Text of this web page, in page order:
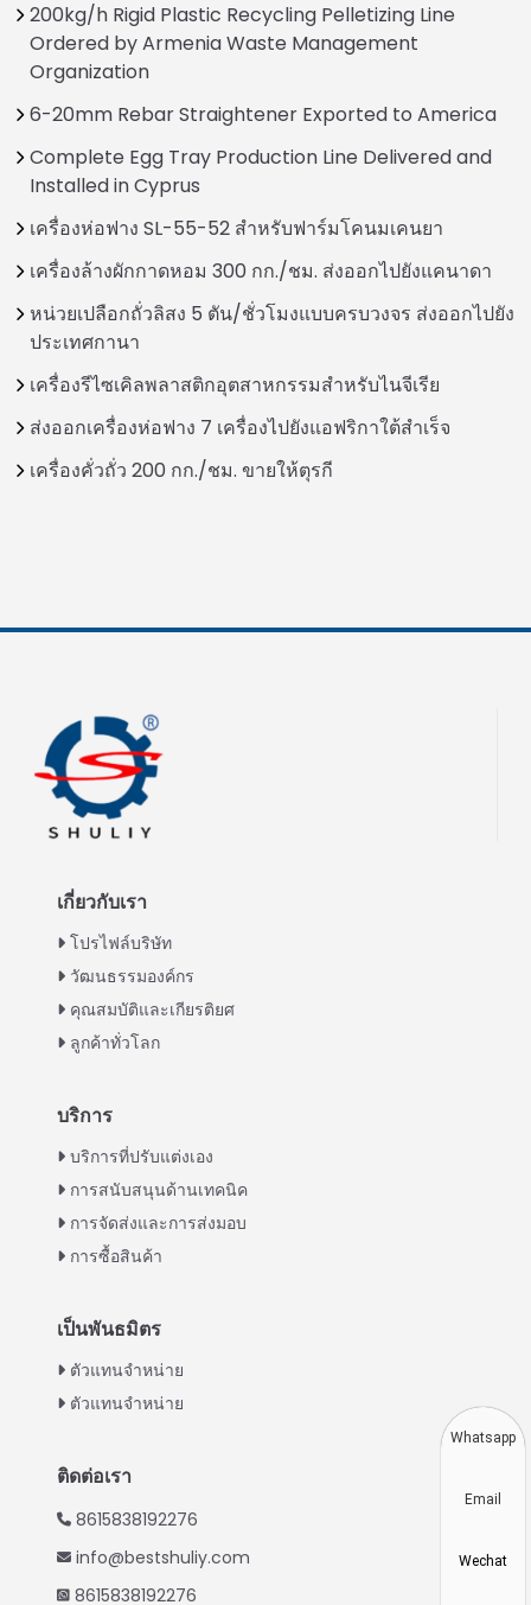
200kg/h Rigid Plastic Recycling Pelletizing Line
Ordered by Armenia Waste Management
Organization
6-20mm Rebar Straightener Exported to America
Complete Egg Tray Production Line Delivered and
Installed in Cyprus
เครื่องห่อฟาง SL-55-52 สำหรับฟาร์มโคนมเคนยา
เครื่องล้างผักกาดหอม 300 กก./ชม. ส่งออกไปยังแคนาดา
หน่วยเปลือกถั่วลิสง 5 ตัน/ชั่วโมงแบบครบวงจร ส่งออกไปยัง
ประเทศกานา
เครื่องรีไซเคิลพลาสติกอุตสาหกรรมสำหรับไนจีเรีย
ส่งออกเครื่องห่อฟาง 7 เครื่องไปยังแอฟริกาใต้สำเร็จ
เครื่องคั่วถั่ว 200 กก./ชม. ขายให้ตุรกี
เกี่ยวกับเรา
โปรไฟล์บริษัท
วัฒนธรรมองค์กร
คุณสมบัติและเกียรติยศ
ลูกค้าทั่วโลก
บริการ
บริการที่ปรับแต่งเอง
การสนับสนุนด้านเทคนิค
การจัดส่งและการส่งมอบ
การซื้อสินค้า
เป็นพันธมิตร
ตัวแทนจำหน่าย
ตัวแทนจำหน่าย
ติดต่อเรา
8615838192276
info@bestshuliy.com
8615838192276
Spanish
Korean
Urdu
Greek
Italian
Whatsapp
Email
Wechat